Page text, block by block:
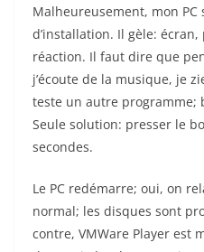
Malheureusement, mon PC
d’installation. Il gèle:
réaction. Il faut dire que
j’écoute de la musique, je
teste un autre programme;
Seule solution: presser le
secondes.
Le PC redémarre; oui, on
normal; les disques sont
contre, VMWare Player est